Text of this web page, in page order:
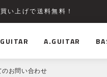
い上げで送料無料！
A.GUITAR
お問い合わせ